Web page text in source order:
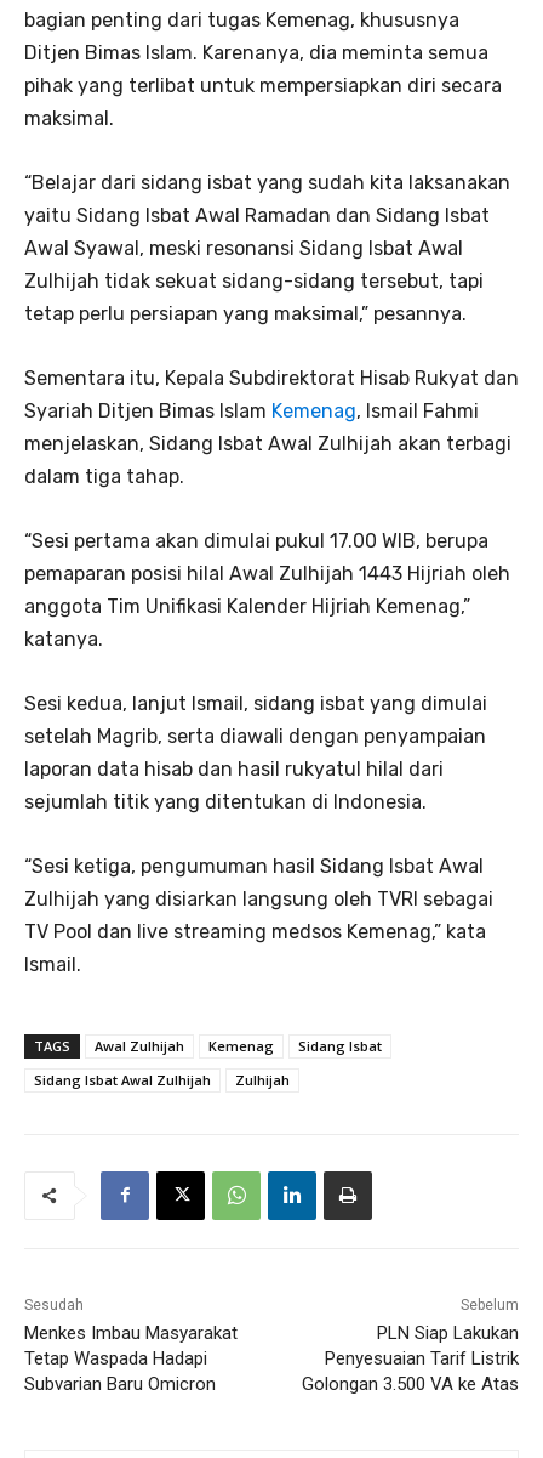
bagian penting dari tugas Kemenag, khususnya
Ditjen Bimas Islam. Karenanya, dia meminta semua
pihak yang terlibat untuk mempersiapkan diri secara
maksimal.
“Belajar dari sidang isbat yang sudah kita laksanakan
yaitu Sidang Isbat Awal Ramadan dan Sidang Isbat
Awal Syawal, meski resonansi Sidang Isbat Awal
Zulhijah tidak sekuat sidang-sidang tersebut, tapi
tetap perlu persiapan yang maksimal,” pesannya.
Sementara itu, Kepala Subdirektorat Hisab Rukyat dan
Syariah Ditjen Bimas Islam Kemenag, Ismail Fahmi
menjelaskan, Sidang Isbat Awal Zulhijah akan terbagi
dalam tiga tahap.
“Sesi pertama akan dimulai pukul 17.00 WIB, berupa
pemaparan posisi hilal Awal Zulhijah 1443 Hijriah oleh
anggota Tim Unifikasi Kalender Hijriah Kemenag,”
katanya.
Sesi kedua, lanjut Ismail, sidang isbat yang dimulai
setelah Magrib, serta diawali dengan penyampaian
laporan data hisab dan hasil rukyatul hilal dari
sejumlah titik yang ditentukan di Indonesia.
“Sesi ketiga, pengumuman hasil Sidang Isbat Awal
Zulhijah yang disiarkan langsung oleh TVRI sebagai
TV Pool dan live streaming medsos Kemenag,” kata
Ismail.
TAGS Awal Zulhijah Kemenag
Sidang Isbat
Sidang Isbat Awal Zulhijah
Zulhijah
Sesudah
Menkes Imbau Masyarakat
Tetap Waspada Hadapi
Subvarian Baru Omicron
Sebelum
PLN Siap Lakukan
Penyesuaian Tarif Listrik
Golongan 3.500 VA ke Atas